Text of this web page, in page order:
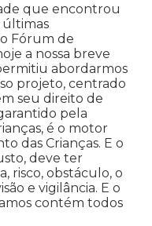
que encontrou
últimas
Fórum de
a nossa breve
abordarmos
projeto, centrado
seu direito de
pela
é o motor
das Crianças. E o
deve ter
risco, obstáculo, o
e vigilância. E o
contém todos